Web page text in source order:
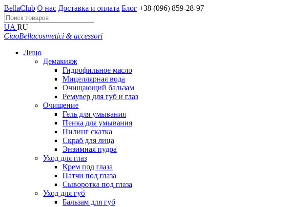
BellaClub О нас Доставка и оплата Блог +38 (096) 859-28-97
UA RU
CiaoBellacosmetici & accessori
Лицо
Демакияж
Гидрофильное масло
Мицеллярная вода
Очищающий бальзам
Ремувер для губ и глаз
Очищение
Гель для умывания
Пенка для умывания
Пилинг скатка
Скраб для лица
Энзимная пудра
Уход для глаз
Крем под глаза
Патчи под глаза
Сыворотка под глаза
Уход для губ
Бальзам для губ